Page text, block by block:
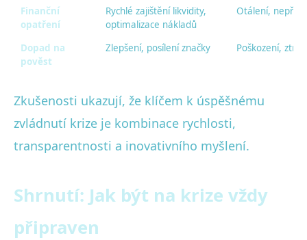
Finanční
opatření
Rychlé zajištění likvidity,
optimalizace nákladů
Otálení,
Dopad na
pověst
Zlepšení, posílení značky Poškození,
Zkušenosti ukazují, že klíčem k úspěšnému
zvládnutí krize je kombinace rychlosti,
transparentnosti a inovativního myšlení.
Shrnutí: Jak být na krize vždy
připraven